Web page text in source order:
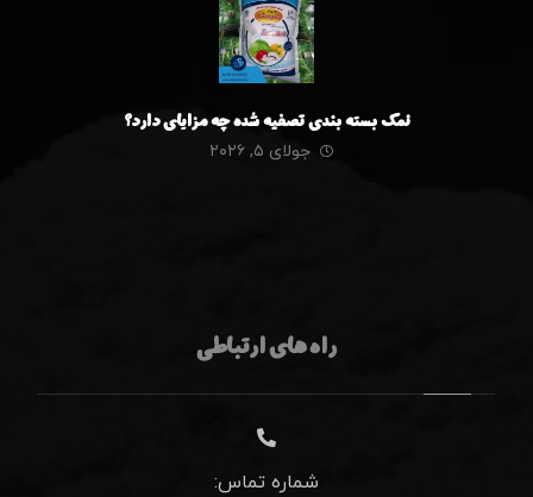
نمک بسته بندی تصفیه شده چه مزایای دارد؟
جولای ۵, ۲۰۲۶
راه های ارتباطی
شماره تماس: